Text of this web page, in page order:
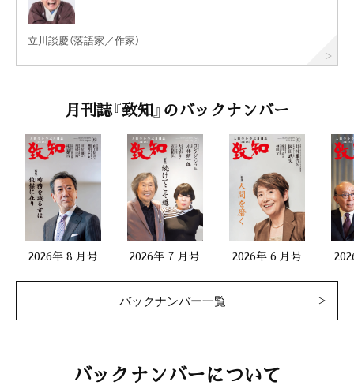
立川談慶（落語家／作家）
月刊誌『致知』のバックナンバー
2026年 8 月号 2026年 7 月号 2026年 6 月号
バックナンバー一覧
バックナンバーについて